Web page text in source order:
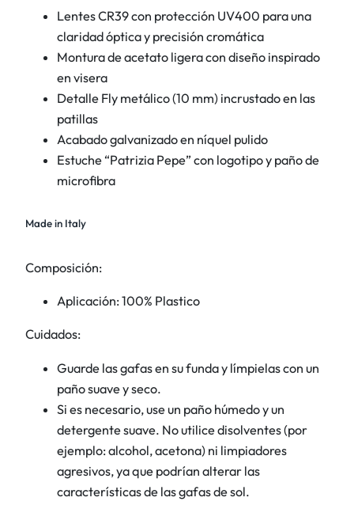
Lentes CR39 con protección UV400 para una
claridad óptica y precisión cromática
Montura de acetato ligera con diseño inspirado
en visera
Detalle Fly metálico (10 mm) incrustado en las
patillas
Acabado galvanizado en níquel pulido
Estuche “Patrizia Pepe” con logotipo y paño de
microfibra
Made in Italy
Composición:
Aplicación: 100% Plastico
Cuidados:
Guarde las gafas en su funda y límpielas con un
paño suave y seco.
Si es necesario, use un paño húmedo y un
detergente suave. No utilice disolventes (por
ejemplo: alcohol, acetona) ni limpiadores
agresivos, ya que podrían alterar las
características de las gafas de sol.